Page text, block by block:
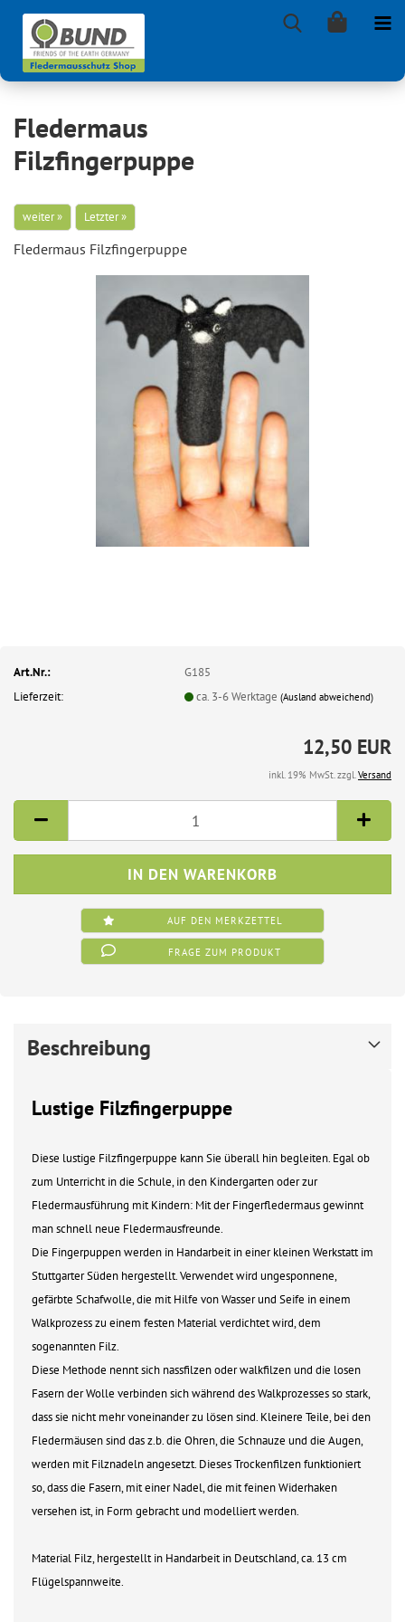
Fledermaus
Filzfingerpuppe
weiter » Letzter »
Fle­der­maus Filz­fin­ger­pup­pe
Art.Nr.:
G185
Lieferzeit:
ca. 3-6 Werktage(Ausland abweichend)
12,50 EUR
inkl. 19% MwSt. zzgl.Versand
AUF DEN MERKZETTEL
FRAGE ZUM PRODUKT
Beschreibung
Lustige Filzfingerpuppe
Diese lustige Filzfingerpuppe kann Sie überall hin begleiten. Egal ob
zum Unterricht in die Schule, in den Kindergarten oder zur
Fledermausführung mit Kindern: Mit der Fingerfledermaus gewinnt
man schnell neue Fledermausfreunde.
Die Fingerpuppen werden in Handarbeit in einer kleinen Werkstatt im
Stuttgarter Süden hergestellt. Verwendet wird ungesponnene,
gefärbte Schafwolle, die mit Hilfe von Wasser und Seife in einem
Walkprozess zu einem festen Material verdichtet wird, dem
sogenannten Filz.
Diese Methode nennt sich nassfilzen oder walkfilzen und die losen
Fasern der Wolle verbinden sich während des Walkprozesses so stark,
dass sie nicht mehr voneinander zu lösen sind. Kleinere Teile, bei den
Fledermäusen sind das z.b. die Ohren, die Schnauze und die Augen,
werden mit Filznadeln angesetzt. Dieses Trockenfilzen funktioniert
so, dass die Fasern, mit einer Nadel, die mit feinen Widerhaken
versehen ist, in Form gebracht und modelliert werden.
Material Filz, hergestellt in Handarbeit in Deutschland, ca. 13 cm
Flügelspannweite.